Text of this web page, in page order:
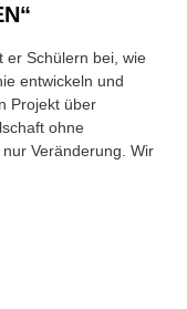
er Schülern bei, wie
entwickeln und
Projekt über
ohne
Veränderung. Wir